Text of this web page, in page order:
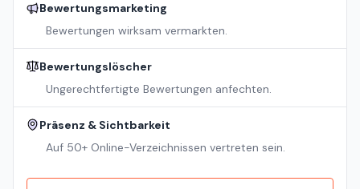
Bewertungsmarketing
Bewertungen wirksam vermarkten.
Bewertungslöscher
Ungerechtfertigte Bewertungen anfechten.
Präsenz & Sichtbarkeit
Auf 50+ Online-Verzeichnissen vertreten sein.